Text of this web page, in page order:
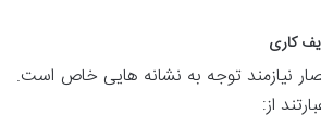
کاری
نیازمند توجه به نشانه هایی خاص است.
از: